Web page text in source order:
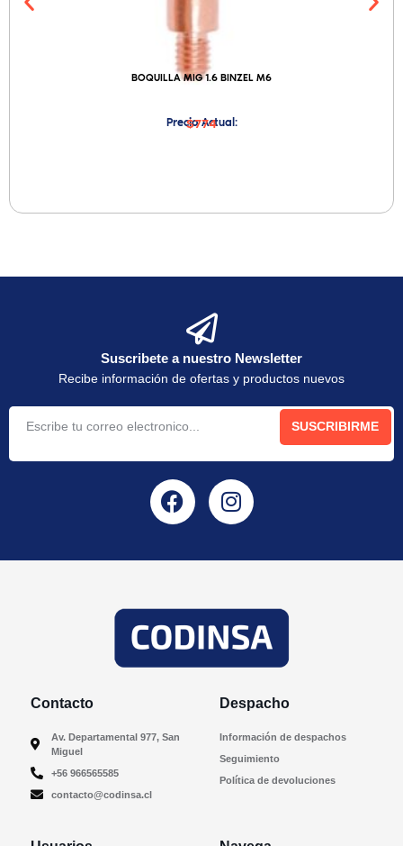
BOQUILLA MIG 1.6 BINZEL M6
Precio Actual:
$774
Suscribete a nuestro Newsletter
Recibe información de ofertas y productos nuevos
SUSCRIBIRME
Contacto
Av. Departamental 977, San
Miguel
+56 966565585
contacto@codinsa.cl
Despacho
Información de despachos
Seguimiento
Política de devoluciones